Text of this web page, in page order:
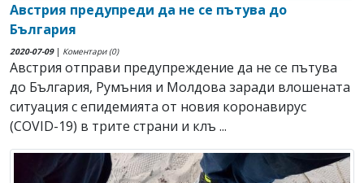
Австрия предупреди да не се пътува до
България
2020-07-09| Коментари (0)
Австрия отправи предупреждение да не се пътува
до България, Румъния и Молдова заради влошената
ситуация с епидемията от новия коронавирус
(COVID-19) в трите страни и клъ ...